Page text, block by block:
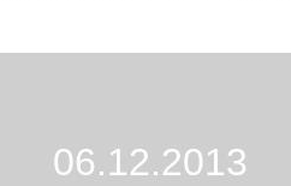
06.12.2013